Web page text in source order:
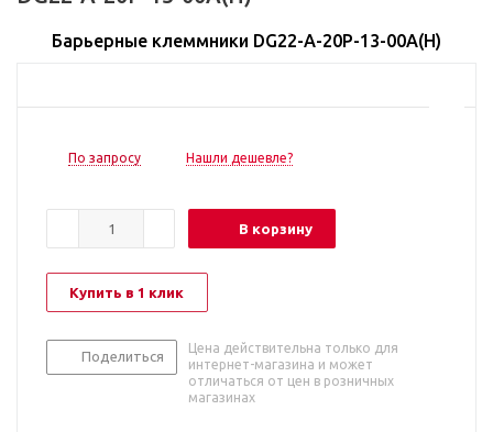
Барьерные клеммники DG22-A-20P-13-00A(H)
По запросу Нашли дешевле?
В корзину
Купить в 1 клик
Поделиться
Цена действительна только для
интернет-магазина и может
отличаться от цен в розничных
магазинах